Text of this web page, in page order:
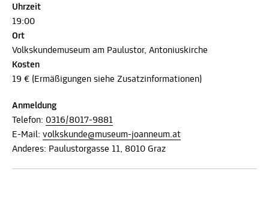
Uhrzeit
19:00
Ort
Volkskundemuseum am Paulustor, Antoniuskirche
Kosten
19 € (Ermäßigungen siehe Zusatzinformationen)
Anmeldung
Telefon: 0316/8017-9881
E-Mail: volkskunde@museum-joanneum.at
Anderes: Paulustorgasse 11, 8010 Graz